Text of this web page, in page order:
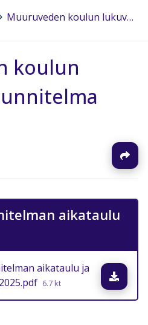
Muuruveden koulun lukuvuosisuunnitelma 2024 - 2025
koulun
aikataulu
aikataulu ja
6.7 kt